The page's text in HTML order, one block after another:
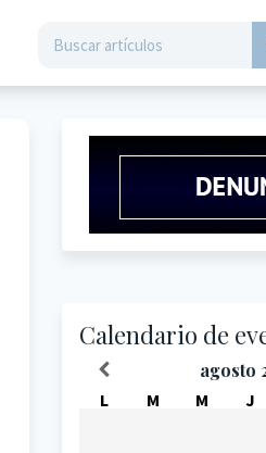
Calendario de
agosto
L M M J